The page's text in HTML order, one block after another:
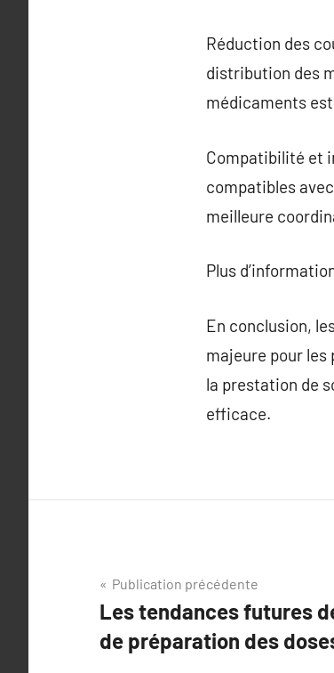
Réduction des
distribution des
médicaments
Compatibilité et
compatibles
meilleure
Plus
En conclusion,
majeure pour
la prestation de
efficace.
Navigation
de
l’article
Publication précédente
Les tendances futures
de préparation des